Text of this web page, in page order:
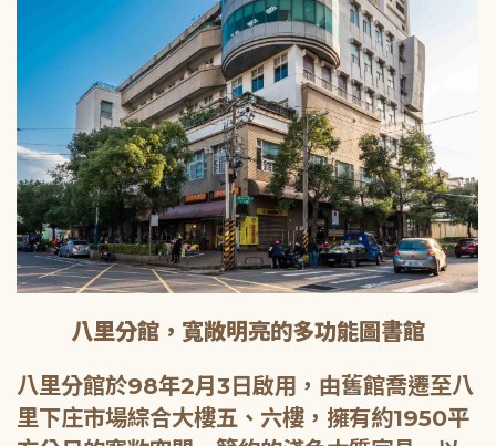
八里分館，寬敞明亮的多功能圖書館
八里分館於98年2月3日啟用，由舊館喬遷至八
里下庄市場綜合大樓五、六樓，擁有約1950平